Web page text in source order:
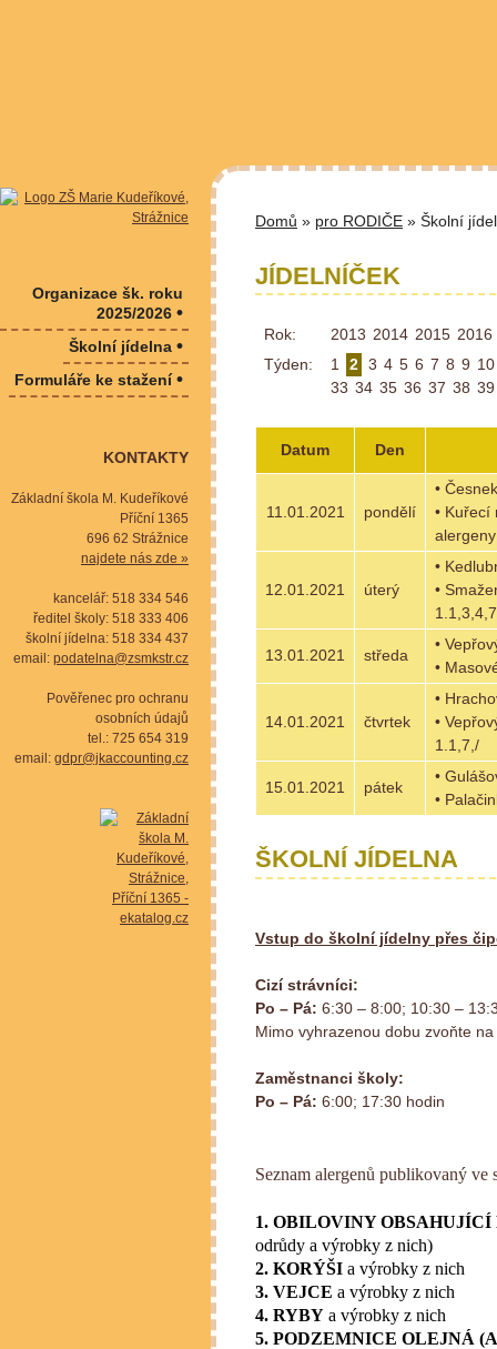
Domů » pro RODIČE » Školní
JÍDELNÍČEK
Rok: 2013 2014 2015 2016
Týden:
1 2 3 4 5 6 7 8 9 10
33 34 35 36 37 38 39
Datum Den
11.01.2021 pondělí
•
• Kuřecí
12.01.2021 úterý
•
•
13.01.2021 středa
•
•
14.01.2021 čtvrtek
•
•
1.1,7,/
15.01.2021 pátek
•
•
ŠKOLNÍ JÍDELNA
Vstup do školní jídelny přes
Cizí strávníci:
Po – Pá: 6:30 – 8:00; 10:30 –
Mimo vyhrazenou dobu zvoňte
Zaměstnanci školy:
Po – Pá: 6:00; 17:30 hodin
Seznam alergenů publikovaný
1. OBILOVINY OBSAHUJÍCÍ
odrůdy a výrobky z nich)
2. KORÝŠI a výrobky z nich
3. VEJCE a výrobky z nich
4. RYBY a výrobky z nich
5. PODZEMNICE OLEJNÁ
Organizace šk. roku
2025/2026 •
Školní jídelna •
Formuláře ke stažení•
KONTAKTY
Základní škola M. Kudeříkové
Příční 1365
696 62 Strážnice
najdete nás zde »
kancelář: 518 334 546
ředitel školy: 518 333 406
školní jídelna: 518 334 437
email: podatelna@zsmkstr.cz
Pověřenec pro ochranu
osobních údajů
tel.: 725 654 319
email: gdpr@jkaccounting.cz